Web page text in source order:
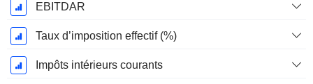
EBITDAR
Taux d’imposition effectif (%)
Impôts intérieurs courants